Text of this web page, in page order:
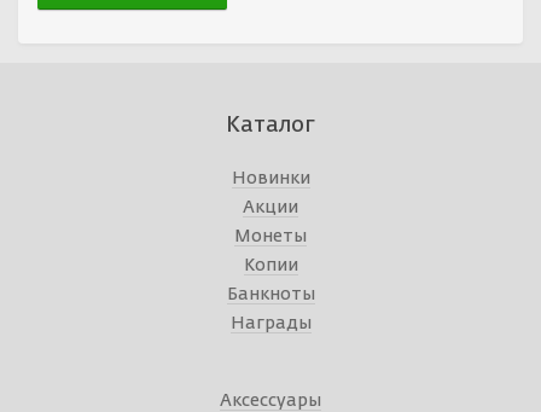
Каталог
Новинки
Акции
Монеты
Копии
Банкноты
Награды
Аксессуары